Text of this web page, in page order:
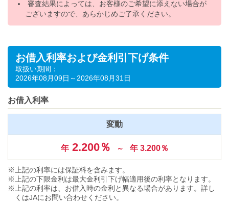
審査結果によっては、お客様のご希望に添えない場合が
ございますので、あらかじめご了承ください。
お借入利率および金利引下げ条件
取扱い期間：
2026年08月09日～2026年08月31日
お借入利率
変動
年2.200％ ～ 年 3.200％
上記の利率には保証料を含みます。
上記の下限金利は最大金利引下げ幅適用後の利率となります。
上記の利率は、お借入時の金利と異なる場合があります。詳し
くはJAにお問い合わせください。